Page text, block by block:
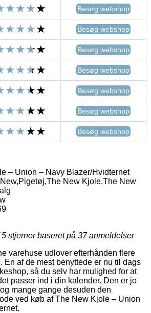
Besøg webshop
Besøg webshop
Besøg webshop
Besøg webshop
Besøg webshop
Besøg webshop
Besøg webshop
– Union – Navy Blazer/Hvidternet
New Kjole,The New
stjerner baseret på 37anmeldelser
varehuse udlover efterhånden flere
En af de mest benyttede er nu til dags
så du selv har mulighed for at
passer ind i din kalender. Den er jo
mange gange desuden den
ved køb af The New Kjole – Union